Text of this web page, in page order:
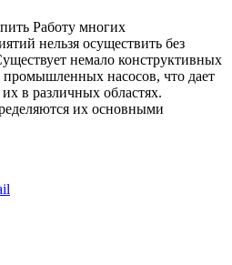
Работу многих
нельзя осуществить без
немало конструктивных
насосов, что дает
в различных областях.
их основными